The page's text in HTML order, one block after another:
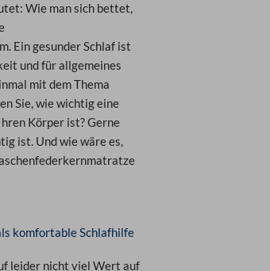
Wie man sich bettet,
Ein gesunder Schlaf ist
und für allgemeines
mit dem Thema
Sie, wie wichtig eine
Körper ist?Gerne
ist. Und wie wäre es,
komfortable Schlafhilfe
leider nicht viel Wert auf